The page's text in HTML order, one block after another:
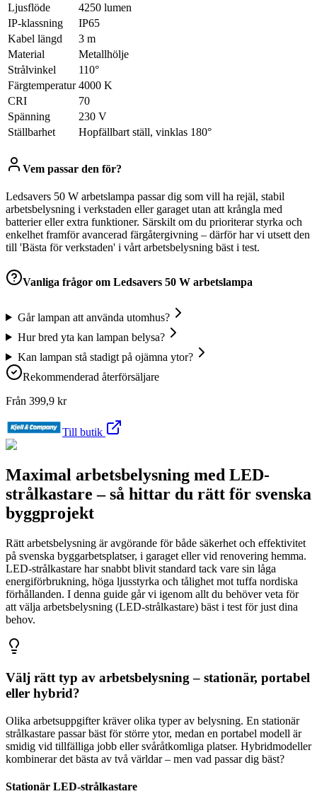
Ljusflöde
4250 lumen
IP-klassning
IP65
Kabel längd
3 m
Material
Metallhölje
Strålvinkel
110°
Färgtemperatur 4000 K
CRI
70
Spänning
230 V
Ställbarhet
Hopfällbart ställ, vinklas 180°
Vem passar den för?
Ledsavers 50 W arbetslampa passar dig som vill ha rejäl, stabil
arbetsbelysning i verkstaden eller garaget utan att krångla med
batterier eller extra funktioner. Särskilt om du prioriterar styrka och
enkelhet framför avancerad färgåtergivning – därför har vi utsett den
till 'Bästa för verkstaden' i vårt arbetsbelysning bäst i test.
Vanliga frågor om Ledsavers 50 W arbetslampa
Går lampan att använda utomhus?
Hur bred yta kan lampan belysa?
Kan lampan stå stadigt på ojämna ytor?
Rekommenderad återförsäljare
Från 399,9 kr
Till butik
Maximal arbetsbelysning med LED-
strålkastare – så hittar du rätt för svenska
byggprojekt
Rätt arbetsbelysning är avgörande för både säkerhet och effektivitet
på svenska byggarbetsplatser, i garaget eller vid renovering hemma.
LED-strålkastare har snabbt blivit standard tack vare sin låga
energiförbrukning, höga ljusstyrka och tålighet mot tuffa nordiska
förhållanden. I denna guide går vi igenom allt du behöver veta för
att välja arbetsbelysning (LED-strålkastare) bäst i test för just dina
behov.
Välj rätt typ av arbetsbelysning – stationär, portabel
eller hybrid?
Olika arbetsuppgifter kräver olika typer av belysning. En stationär
strålkastare passar bäst för större ytor, medan en portabel modell är
smidig vid tillfälliga jobb eller svåråtkomliga platser. Hybridmodeller
kombinerar det bästa av två världar – men vad passar dig bäst?
Stationär LED-strålkastare